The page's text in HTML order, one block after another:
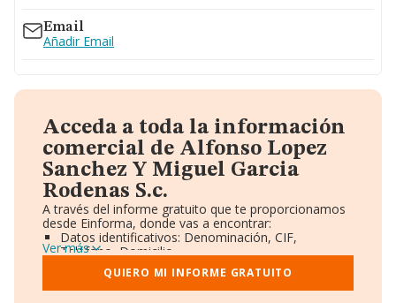
Email
Añadir Email
Acceda a toda la información
comercial de Alfonso Lopez
Sanchez Y Miguel Garcia
Rodenas S.c.
A través del informe gratuito que te proporcionamos
desde Einforma, donde vas a encontrar:
Datos identificativos: Denominación, CIF,
Teléfono, Domicilio.
Informe Mercantil Completo (BORME).
Gráficos de Evolución Ventas y Empleados.
Consejo de Administración y Administradores.
Ver más
QUIERO MI INFORME GRATUITO